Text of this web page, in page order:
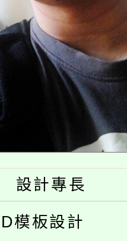
設計專長
模板設計